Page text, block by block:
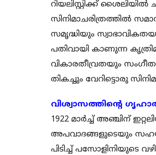
റിയലിസ്റ്റിക്ക്
സിനിമാചരിത്രത്തില്‍
സമൃദ്ധിയും
പതിവായി കാണുന്ന
വികാരതീവ്രതയും
തികച്ചും വേറിട്ടൊരു
വിശ്വാസത്തിന്റെ
1922 മാര്‍ച്ച് അഞ്ചിന്
അപവാദങ്ങളുടെയും
പിടിച്ച് പസോളിനിയുടെ